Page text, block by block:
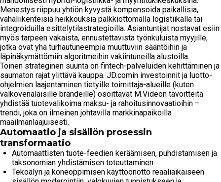
Menestys riippuu yhtiön kyvystä kompensoida paikallisia,
vähäliikenteisiä heikkouksia palkkiottomalla logistiikalla tai
integroiduilla esittelytilastrategioilla. Asiantuntijat nostavat esiin
myös tarpeen vakaista, ennustettavista työnkuluista myyjille,
jotka ovat yhä turhautuneempia muuttuviin sääntöihin ja
läpinäkymättömiin algoritmeihin vakiintuneilla alustoilla.
Toinen strateginen suunta on fintech-palveluiden kehittäminen ja
saumaton rajat ylittävä kauppa. JD.comin investoinnit ja luotto-
ohjelmien laajentaminen tietyille toimittaja-alueille (kuten
valkovenäläisille brändeille) osoittavat M.Videon tavoitteita
yhdistää tuotevalikoima maksu- ja rahoitusinnovaatioihin –
trendi, joka on ilmeinen johtavilla markkinapaikoilla
maailmanlaajuisesti.
Automaatio ja sisällön prosessin
transformaatio
Automaattisten tuote-feedien keräämisen, puhdistamisen ja
taksonomian yhdistämisen toteuttaminen.
Tekoälyn ja koneoppimisen käyttöönotto reaaliaikaiseen